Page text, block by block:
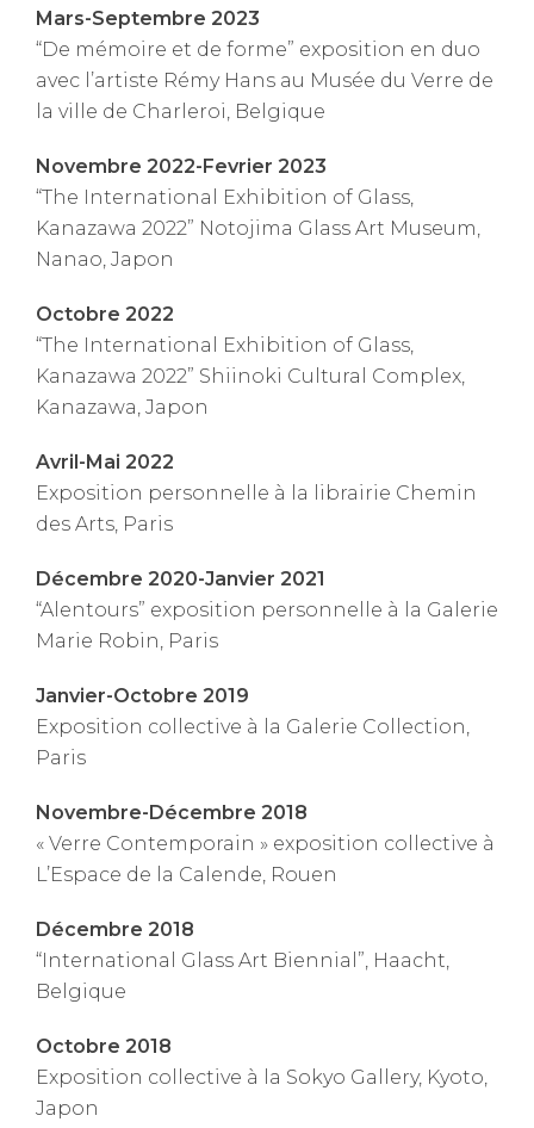
Mars-Septembre 2023
“De mémoire et de forme” exposition en duo
avec l’artiste Rémy Hans au Musée du Verre de
la ville de Charleroi, Belgique
Novembre 2022-Fevrier 2023
“The International Exhibition of Glass,
Kanazawa 2022” Notojima Glass Art Museum,
Nanao, Japon
Octobre 2022
“The International Exhibition of Glass,
Kanazawa 2022” Shiinoki Cultural Complex,
Kanazawa, Japon
Avril-Mai 2022
Exposition personnelle à la librairie Chemin
des Arts, Paris
Décembre 2020-Janvier 2021
“Alentours” exposition personnelle à la Galerie
Marie Robin, Paris
Janvier-Octobre 2019
Exposition collective à la Galerie Collection,
Paris
Novembre-Décembre 2018
« Verre Contemporain » exposition collective à
L’Espace de la Calende, Rouen
Décembre 2018
“International Glass Art Biennial”, Haacht,
Belgique
Octobre 2018
Exposition collective à la Sokyo Gallery, Kyoto,
Japon